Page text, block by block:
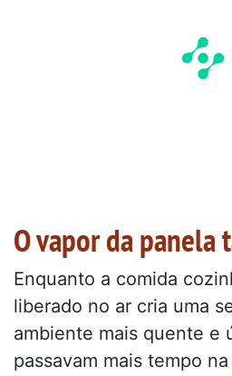
O vapor da panela
Enquanto a comida
liberado no ar cria uma
ambiente mais quente e
passavam mais tempo